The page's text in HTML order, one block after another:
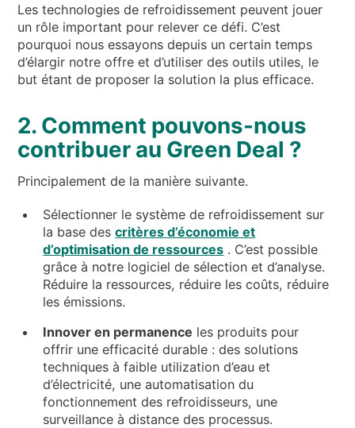
Les technologies de refroidissement peuvent jouer
un rôle important pour relever ce défi. C’est
pourquoi nous essayons depuis un certain temps
d’élargir notre offre et d’utiliser des outils utiles, le
but étant de proposer la solution la plus efficace.
2. Comment pouvons-nous
contribuer au Green Deal ?
Principalement de la manière suivante.
Sélectionner le système de refroidissement sur
la base descritères d’économie et
d’optimisation de ressources . C’est possible
grâce à notre logiciel de sélection et d’analyse.
Réduire la ressources, réduire les coûts, réduire
les émissions.
Innover en permanence les produits pour
offrir une efficacité durable : des solutions
techniques à faible utilization d’eau et
d’électricité, une automatisation du
fonctionnement des refroidisseurs, une
surveillance à distance des processus.